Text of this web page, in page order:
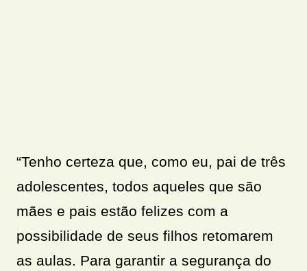
“Tenho certeza que, como eu, pai de três
adolescentes, todos aqueles que são
mães e pais estão felizes com a
possibilidade de seus filhos retomarem
as aulas. Para garantir a segurança do